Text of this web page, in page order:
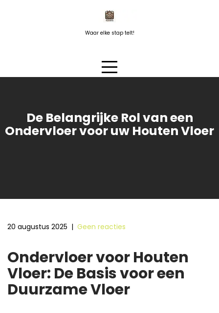
Waar elke stap telt!
De Belangrijke Rol van een
Ondervloer voor uw Houten Vloer
20 augustus 2025 | Geen reacties
Ondervloer voor Houten
Vloer: De Basis voor een
Duurzame Vloer